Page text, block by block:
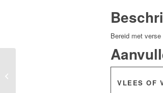
Bereid met
VLEES OF